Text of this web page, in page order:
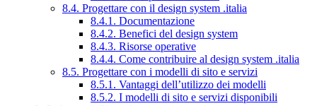
8.4. Progettare con il design system .italia
8.4.1. Documentazione
8.4.2. Benefici del design system
8.4.3. Risorse operative
8.4.4. Come contribuire al design system .italia
8.5. Progettare con i modelli di sito e servizi
8.5.1. Vantaggi dell’utilizzo dei modelli
8.5.2. I modelli di sito e servizi disponibili